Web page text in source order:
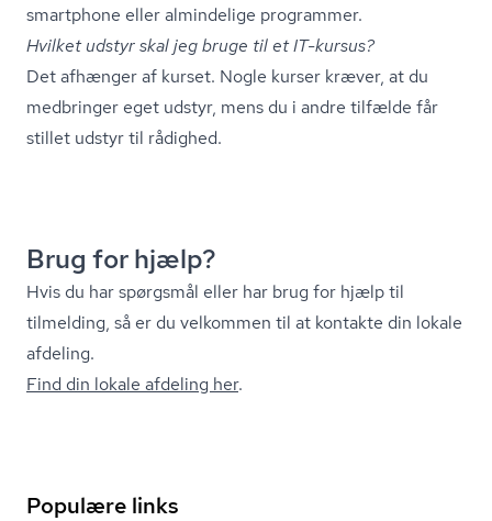
smartphone eller almindelige programmer.
Hvilket udstyr skal jeg bruge til et IT-kursus?
Det afhænger af kurset. Nogle kurser kræver, at du
medbringer eget udstyr, mens du i andre tilfælde får
stillet udstyr til rådighed.
Brug for hjælp?
Hvis du har spørgsmål eller har brug for hjælp til
tilmelding, så er du velkommen til at kontakte din lokale
afdeling.
Find din lokale afdeling her.
Populære links